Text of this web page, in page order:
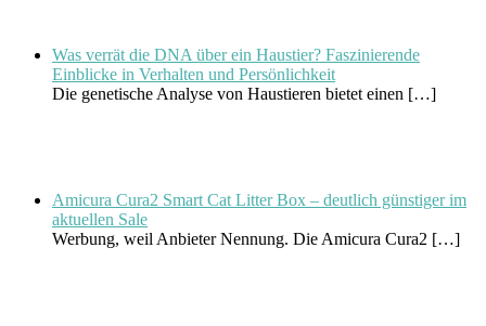
Was verrät die DNA über ein Haustier? Faszinierende
Einblicke in Verhalten und Persönlichkeit
Die genetische Analyse von Haustieren bietet einen […]
Amicura Cura2 Smart Cat Litter Box – deutlich günstiger im
aktuellen Sale
Werbung, weil Anbieter Nennung. Die Amicura Cura2 […]